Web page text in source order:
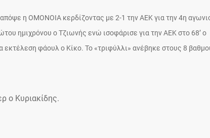
η ΟΜΟΝΟΙΑ κερδίζοντας με 2-1 την ΑΕΚ για την 4η
ημιχρόνου ο Τζιωνής ενώ ισοφάρισε για την ΑΕΚ στο 68’ ο
εκτέλεση φάουλ ο Κίκο. Το «τριφύλλι» ανέβηκε στους 8
ο Κυριακίδης.